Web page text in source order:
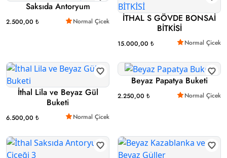
Saksıda Antoryum
2.500,00 ₺ Normal Çicek
İTHAL S GÖVDE BONSAİ
BİTKİSİ
15.000,00 ₺ Normal Çicek
İthal Lila ve Beyaz Gül
Buketi
6.500,00 ₺ Normal Çicek
Beyaz Papatya Buketi
2.250,00 ₺ Normal Çicek